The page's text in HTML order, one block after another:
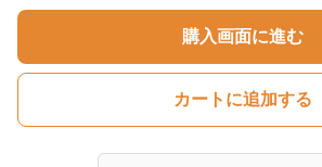
購入画面に進む
カートに追加する